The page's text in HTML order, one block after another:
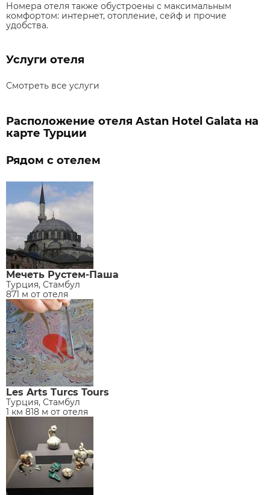
Номера отеля также обустроены с максимальным
комфортом: интернет, отопление, сейф и прочие
удобства.
Услуги отеля
Смотреть все услуги
Расположение отеля Astan Hotel Galata на
карте Турции
Рядом с отелем
Мечеть Рустем-Паша
Турция, Стамбул
871 м от отеля
Les Arts Turcs Tours
Турция, Стамбул
1 км 818 м от отеля